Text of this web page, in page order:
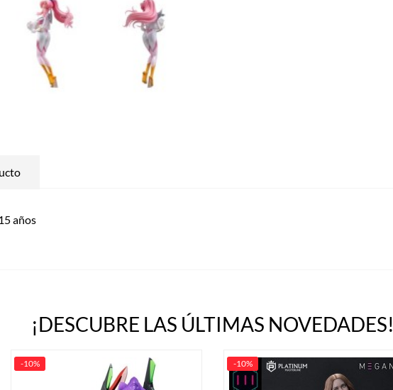
años
¡DESCUBRE LAS ÚLTIMAS NOVEDADES!
-10% -10%